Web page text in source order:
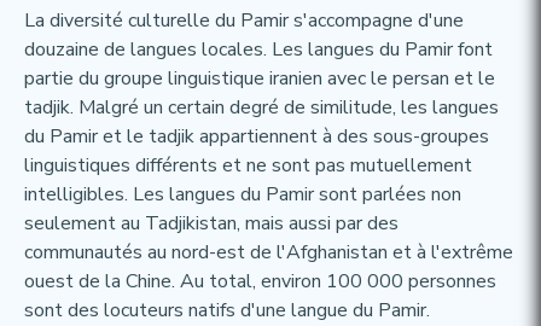
La diversité culturelle du Pamir s'accompagne d'une
douzaine de langues locales. Les langues du Pamir font
partie du groupe linguistique iranien avec le persan et le
tadjik. Malgré un certain degré de similitude, les langues
du Pamir et le tadjik appartiennent à des sous-groupes
linguistiques différents et ne sont pas mutuellement
intelligibles. Les langues du Pamir sont parlées non
seulement au Tadjikistan, mais aussi par des
communautés au nord-est de l'Afghanistan et à l'extrême
ouest de la Chine. Au total, environ 100 000 personnes
sont des locuteurs natifs d'une langue du Pamir.